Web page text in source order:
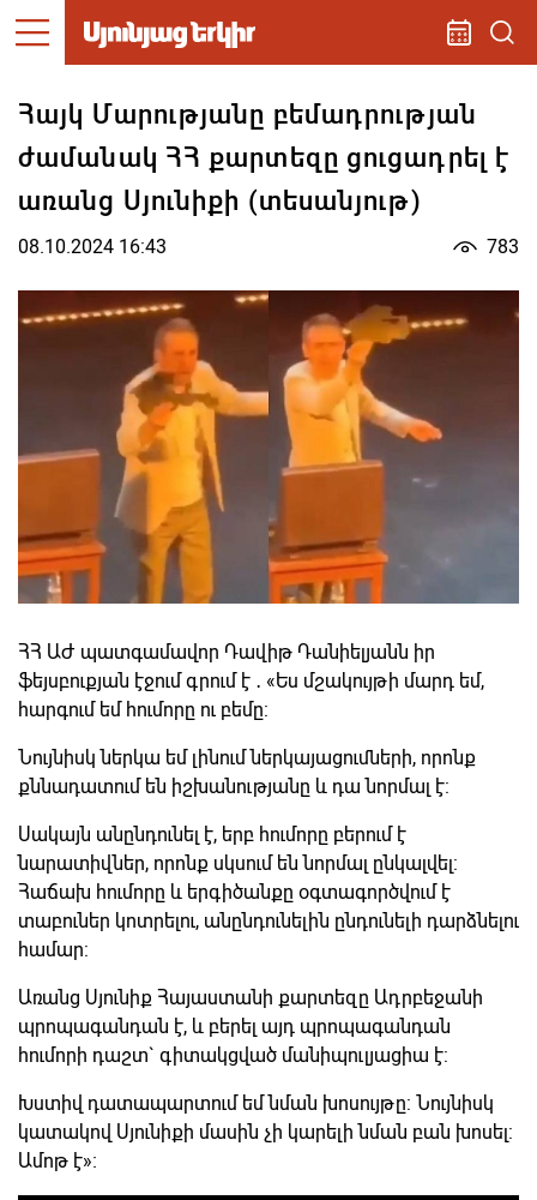
Հայկ Մարությանը բեմադրության
ժամանակ ՀՀ քարտեզը ցուցադրել է
առանց Սյունիքի (տեսանյութ)
08.10.2024 16:43 783
ՀՀ ԱԺ պատգամավոր Դավիթ Դանիելյանն իր
ֆեյսբուքյան էջում գրում է ․ «Ես մշակույթի մարդ եմ,
հարգում եմ հումորը ու բեմը:
Նույնիսկ ներկա եմ լինում ներկայացումների, որոնք
քննադատում են իշխանությանը և դա նորմալ է:
Սակայն անընդունել է, երբ հումորը բերում է
նարատիվներ, որոնք սկսում են նորմալ ընկալվել:
Հաճախ հումորը և երգիծանքը օգտագործվում է
տաբուներ կոտրելու, անընդունելին ընդունելի դարձնելու
համար:
Առանց Սյունիք Հայաստանի քարտեզը Ադրբեջանի
պրոպագանդան է, և բերել այդ պրոպագանդան
հումորի դաշտ` գիտակցված մանիպուլյացիա է:
Խստիվ դատապարտում եմ նման խոսույթը: Նույնիսկ
կատակով Սյունիքի մասին չի կարելի նման բան խոսել:
Ամոթ է»։